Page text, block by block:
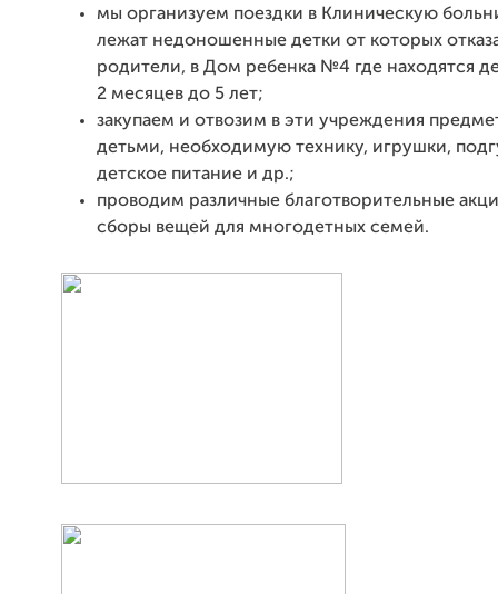
мы организуем поездки в Клиническую
лежат недоношенные детки от которых
родители, в Дом ребенка №4 где находятся
2 месяцев до 5 лет;
закупаем и отвозим в эти учреждения
детьми, необходимую технику, игрушки,
детское питание и др.;
проводим различные благотворительные
сборы вещей для многодетных семей.